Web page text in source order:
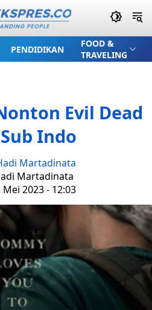
PENDIDIKAN
FOOD &
TRAVELING
Evil Dead
Indo
Martadinata
Martadinata
2023 - 12:03